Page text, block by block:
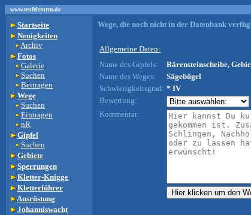
www.teufelsturm.de
Startseite
Neuigkeiten
Archiv
Fotos
Galerie
Suchen
Beitragen
Wege
Suchen
Eintragen
nR
Gipfel
Suchen
Gebiete
Sperrungen
Kletter-Knigge
Kletterführer
Ausrüstung
Johanniswacht
Wege, die noch nicht in der Datenbank
Allgemeine Daten:
Name des Gipfels:
Bärensteinscheibe,
Name des Weges:
Sägebügel
Schwierigkeitsgrad: * IV
Bewertung:
Kommentar: